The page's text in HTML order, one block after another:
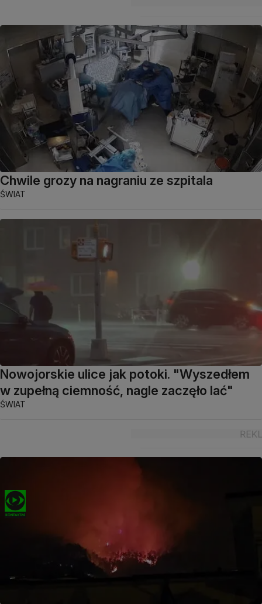
Chwile grozy na nagraniu ze szpitala
ŚWIAT
Nowojorskie ulice jak potoki. "Wyszedłem
w zupełną ciemność, nagle zaczęło lać"
ŚWIAT